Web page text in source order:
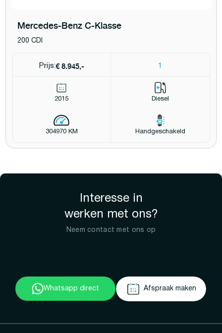
Mercedes-Benz C-Klasse
200 CDI
Prijs:€ 8.945,- 1
2015 Diesel
304970 KM Handgeschakeld
Interesse in
werken met ons?
Neem contact met ons op
Whatsapp direct Afspraak maken